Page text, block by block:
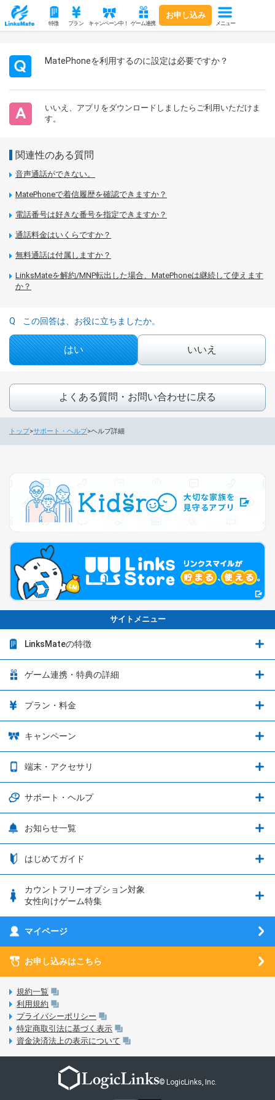
特徴 プラン キャンペーン中！ ゲーム連携
お申し込み
メニュー
MatePhoneを利用するのに設定は必要ですか？
いいえ、アプリをダウンロードしましたらご利用いただけま
す。
関連性のある質問
音声通話ができない。
MatePhoneで着信履歴を確認できますか？
電話番号は好きな番号を指定できますか？
通話料金はいくらですか？
無料通話は付属しますか？
LinksMateを解約/MNP転出した場合、MatePhoneは継続して使えます
か？
この回答は、お役に立ちましたか。
はい いいえ
よくある質問・お問い合わせに戻る
トップ サポート・ヘルプ ヘルプ詳細
サイトメニュー
LinksMateの特徴
LinksMateの特徴
音声通話料金がもっとオトクに
データ通信容量繰り越し
通信エリアと通信速度状況
つながる端末保証
フィルタリングアプリ
5G回線オプションについて
LINE年齢認証について
LinksStoreについて
ゲーム連携・特典の詳細
ゲーム連携・特典の詳細
ブレイブソード×ブレイズソウル
ウマ娘 プリティーダービー
プリンセスコネクト！Re:Dive
釣り★スタ
ウマスクについて
プラン・料金
プラン・料金
3種類のSIMタイプ
日割り計算
キャンペーン
お得なキャンペーン実施中！
OPPO端末購入キャンペーン第5弾
端末・アクセサリ
端末・アクセサリ
iPhone利用について
動作確認済み端末一覧
サポート・ヘルプ
サポート・ヘルプ
nanoSIM･microSIM･通常SIMの初期設定方法
eSIMの初期設定方法
MVNOのギモンを解消！
3Dセキュアについて
未成年者の方のご契約
通信制限について
動作確認済み端末一覧
お知らせ一覧
お知らせ一覧
はじめてガイド
はじめてガイド
SIMサービスについて
SIMロック解除ガイド
LinksMateのサービスについて
LPについて
おすすめプラン
お申し込み方法
カウントフリーオプション対象
女性向けゲーム特集
刀剣乱舞-ONLINE- Pocket
あんさんぶるスターズ！！Music
マイページ
お申し込みはこちら
規約一覧
利用規約
プライバシーポリシー
特定商取引法に基づく表示
資金決済法上の表示について
© LogicLinks, Inc.